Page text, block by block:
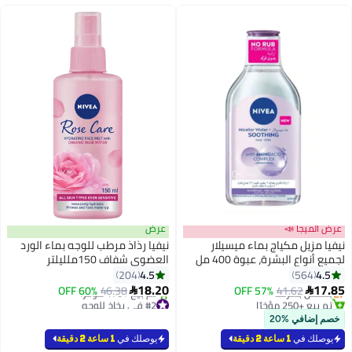
عرض الميجا 📣
نيفيا مزيل مكياج بماء ميسيلار
لجميع أنواع البشرة، عبوة 400 مل
4.5
564
17.85
41.62
57% OFF
#6 في مزيل مكياج
توصيل مجاني
بتخلّص بسرعة
تم بيع +250 مؤخرًا
#6 في مزيل مكياج
خصم إضافي %20
يوصلك في 1 ساعة 2 دقيقة
عرض
نيفيا رذاذ مرطب للوجه بماء الورد
العضوي شفاف 150ملليلتر
4.5
204
18.20
46.38
60% OFF
#2 في بخاخ للوجه
تم بيع +170 مؤخرًا
#2 في بخاخ للوجه
يوصلك في 1 ساعة 2 دقيقة